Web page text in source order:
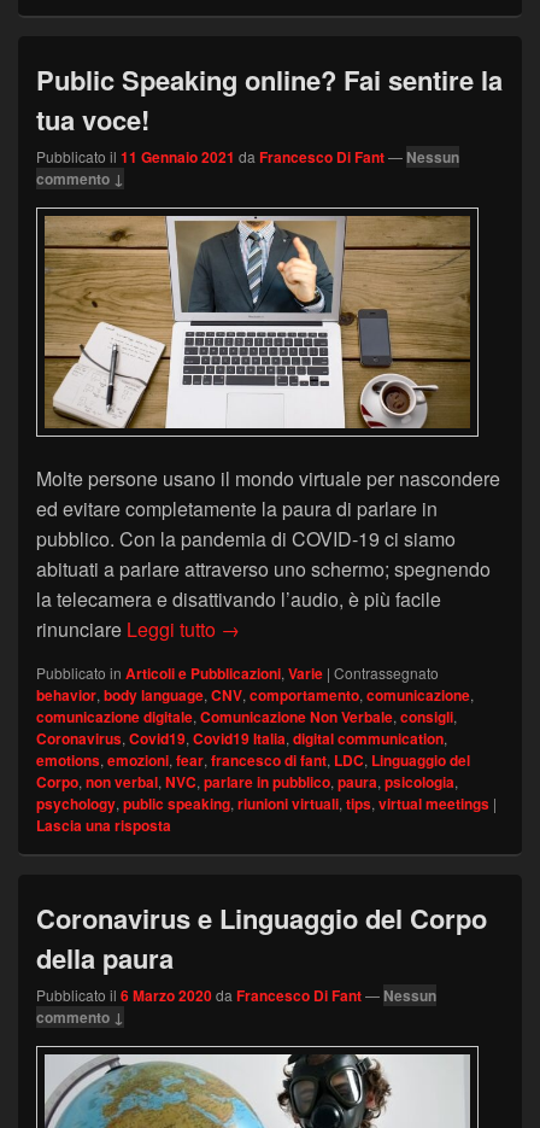
Public Speaking online? Fai sentire la
tua voce!
Pubblicato il 11 Gennaio 2021 daFrancesco Di Fant— Nessun
commento ↓
Molte persone usano il mondo virtuale per nascondere
ed evitare completamente la paura di parlare in
pubblico. Con la pandemia di COVID-19 ci siamo
abituati a parlare attraverso uno schermo; spegnendo
la telecamera e disattivando l’audio, è più facile
rinunciare Leggi tutto Public Speaking online? Fai sentire
→
Pubblicato in Articoli e Pubblicazioni, Varie | Contrassegnato
behavior, body language, CNV, comportamento, comunicazione,
comunicazione digitale, Comunicazione Non Verbale, consigli,
Coronavirus, Covid19, Covid19 Italia, digital communication,
emotions, emozioni, fear, francesco di fant, LDC, Linguaggio del
Corpo, non verbal, NVC, parlare in pubblico, paura, psicologia,
psychology, public speaking, riunioni virtuali, tips, virtual meetings |
Lascia una risposta
Coronavirus e Linguaggio del Corpo
della paura
Pubblicato il 6 Marzo 2020da Francesco Di Fant— Nessun
commento ↓